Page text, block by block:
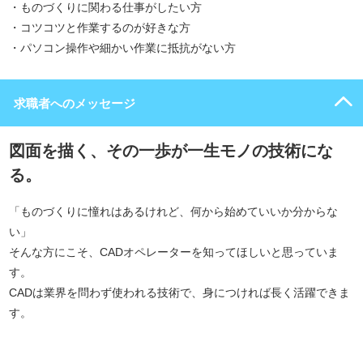
・ものづくりに関わる仕事がしたい方
・コツコツと作業するのが好きな方
・パソコン操作や細かい作業に抵抗がない方
求職者へのメッセージ
図面を描く、その一歩が一生モノの技術にな
る。
「ものづくりに憧れはあるけれど、何から始めていいか分からな
い」
そんな方にこそ、CADオペレーターを知ってほしいと思っていま
す。
CADは業界を問わず使われる技術で、身につければ長く活躍できま
す。